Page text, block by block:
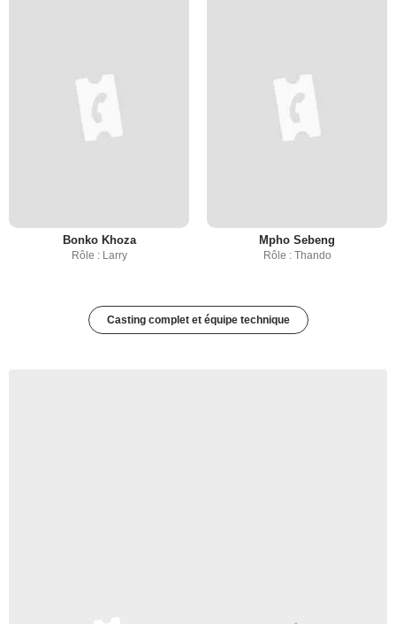
Bonko Khoza
Rôle : Larry
Mpho Sebeng
Rôle : Thando
Casting complet et équipe technique